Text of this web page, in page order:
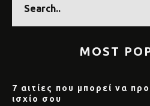
MOST
7 αιτίες που μπορεί να
ισχίο σου